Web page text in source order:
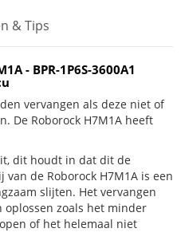
& Tips
- BPR-1P6S-3600A1
vervangen als deze niet of
De Roborock H7M1A heeft
dit houdt in dat dit de
de Roborock H7M1A is een
slijten. Het vervangen
zoals het minder
of het helemaal niet